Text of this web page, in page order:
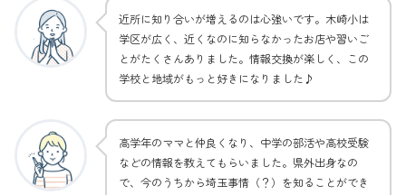
近所に知り合いが増えるのは心強いです。木崎小は
学区が広く、近くなのに知らなかったお店や習いご
とがたくさんありました。情報交換が楽しく、この
学校と地域がもっと好きになりました♪
高学年のママと仲良くなり、中学の部活や高校受験
などの情報を教えてもらいました。県外出身なの
で、今のうちから埼玉事情（？）を知ることができ